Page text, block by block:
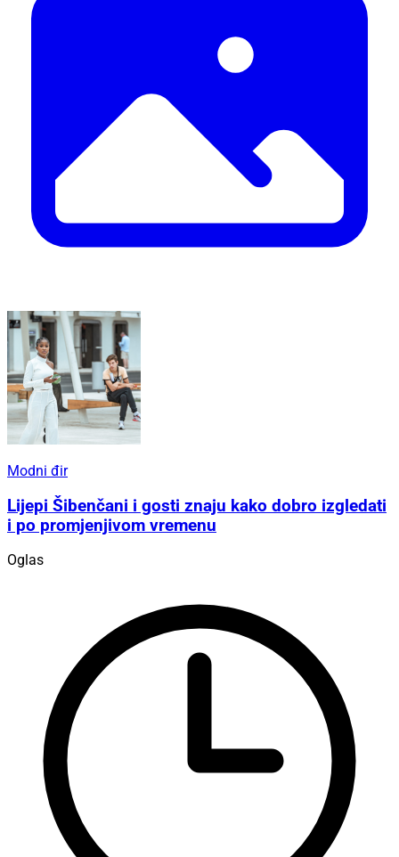
Modni đir
Lijepi Šibenčani i gosti znaju kako dobro izgledati
i po promjenjivom vremenu
Oglas